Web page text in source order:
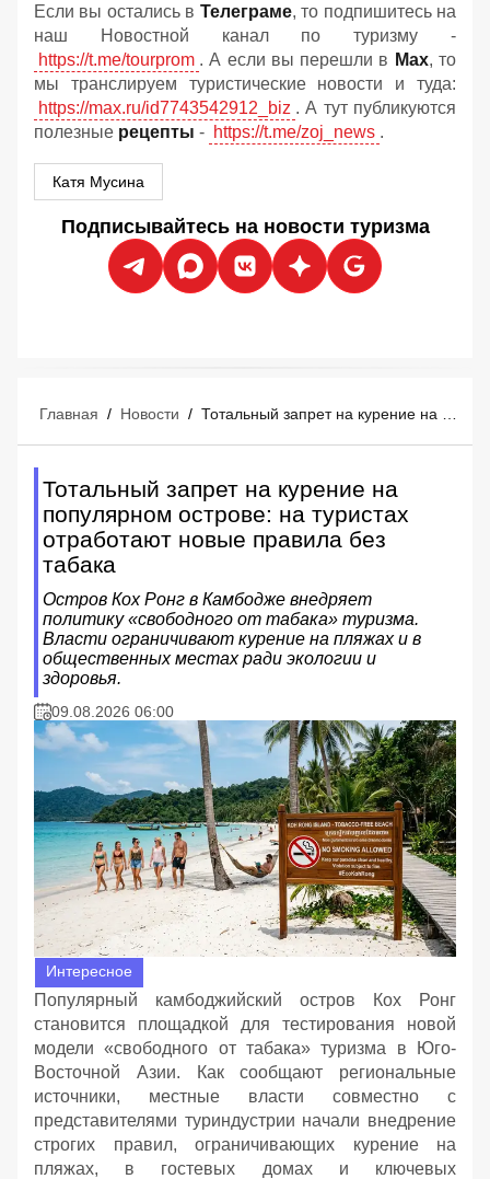
Если вы остались в Телеграме, то подпишитесь на
наш Новостной канал по туризму -
https://t.me/tourprom . А если вы перешли в Мах, то
мы транслируем туристические новости и туда:
https://max.ru/id7743542912_biz . А тут публикуются
полезные рецепты - https://t.me/zoj_news .
Катя Мусина
Подписывайтесь на новости туризма
Главная / Новости /
Тотальный запрет на курение на
популярном острове: на туристах
отработают новые правила без
табака
Остров Кох Ронг в Камбодже внедряет
политику «свободного от табака» туризма.
Власти ограничивают курение на пляжах и в
общественных местах ради экологии и
здоровья.
09.08.2026 06:00
Интересное
Популярный камбоджийский остров Кох Ронг
становится площадкой для тестирования новой
модели «свободного от табака» туризма в Юго-
Восточной Азии. Как сообщают региональные
источники, местные власти совместно с
представителями туриндустрии начали внедрение
строгих правил, ограничивающих курение на
пляжах, в гостевых домах и ключевых